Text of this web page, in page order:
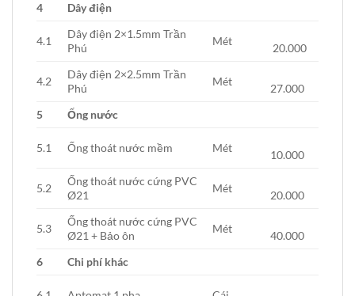
4 Dây điện
4.1
Dây điện 2×1.5mm Trần
Phú
Mét
20.000
4.2
Dây điện 2×2.5mm Trần
Phú
Mét
27.000
5
Ống nước
5.1 Ống thoát nước mềm Mét
10.000
5.2
Ống thoát nước cứng PVC
Ø21
Mét
20.000
5.3
Ống thoát nước cứng PVC
Ø21 + Bảo ôn
Mét
40.000
6
Chi phí khác